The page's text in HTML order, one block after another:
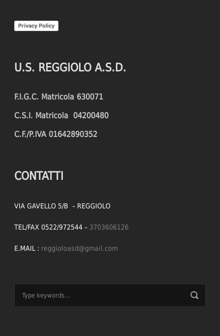
Privacy Policy
U.S. REGGIOLO A.S.D.
F.I.G.C. Matricola 630071
C.S.I. Matricola 04200480
C.F./P.IVA 01642890352
CONTATTI
VIA GAVELLO 5/B – REGGIOLO
TEL/FAX 0522/972544 – 3703606126
E.MAIL : reggioloasd@gmail.com